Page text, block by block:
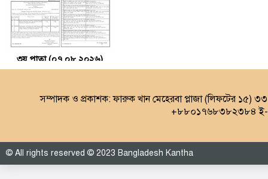
৩য় পাতা (০৭.০৮.২০২৬)
সম্পাদক ও প্রকাশক: ফারুক খান মেহেরবা প্লাজা (লিফটের ১৫)
+৮৮০১৭৬৮৩৮২৩৮৪ ই-
© All rights reserved © 2023 Bangladesh Kantha